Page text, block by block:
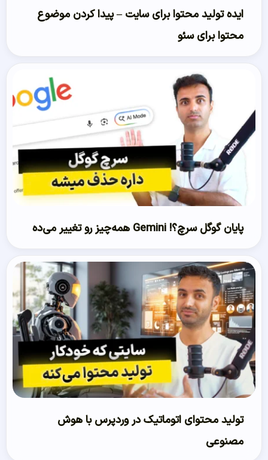
ایده تولید محتوا برای سایت – پیدا کردن موضوع
محتوا برای سئو
پایان گوگل سرچ؟! Gemini همه‌چیز رو تغییر می‌ده
تولید محتوای اتوماتیک در وردپرس با هوش
مصنوعی